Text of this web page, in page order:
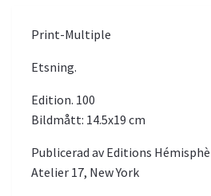
Print-Multiple
Etsning.
Edition. 100
Bildmått: 14.5x19 cm
Publicerad av Editions
Atelier 17, New York